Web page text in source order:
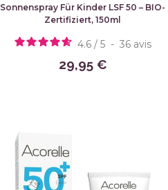
Sonnenspray Für Kinder LSF 50 – BIO-
Zertifiziert, 150ml
4.6 / 5 - 36 avis
29,95 €